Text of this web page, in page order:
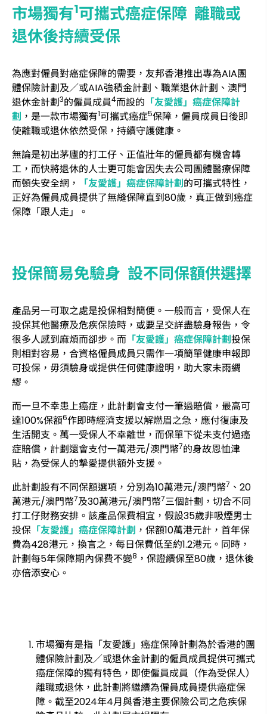
市場獨有1可攜式癌症保障 離職或
退休後持續受保
為應對僱員對癌症保障的需要，友邦香港推出專為AIA團
體保險計劃及／或AIA強積金計劃、職業退休計劃、澳門
退休金計劃3的僱員成員4而設的 「友愛護」癌症保障計
劃 ，是一款市場獨有1可攜式癌症5保障，僱員成員日後即
使離職或退休依然受保，持續守護健康。
無論是初出茅廬的打工仔、正值壯年的僱員都有機會轉
工，而快將退休的人士更可能會因失去公司團體醫療保障
而頓失安全網，
「友愛護」癌症保障計劃的可攜式特性，
正好為僱員成員提供了無縫保障直到80歲，真正做到癌症
保障「跟人走」。
投保簡易免驗身 設不同保額供選擇
產品另一可取之處是投保相對簡便。一般而言，受保人在
投保其他醫療及危疾保險時，或要呈交詳盡驗身報告，令
很多人感到麻煩而卻步。而 「友愛護」癌症保障計劃投保
則相對容易，合資格僱員成員只需作一項簡單健康申報即
可投保，毋須驗身或提供任何健康證明，助大家未雨綢
繆。
而一旦不幸患上癌症，此計劃會支付一筆過賠償，最高可
達100%保額6作即時經濟支援以解燃眉之急，應付復康及
生活開支。萬一受保人不幸離世，而保單下從未支付過癌
症賠償，計劃還會支付一萬港元/澳門幣7的身故恩恤津
貼，為受保人的摯愛提供額外支援。
此計劃設有不同保額選項，分別為10萬港元/澳門幣7 、20
萬港元/澳門幣7及30萬港元/澳門幣7三個計劃，切合不同
打工仔財務安排。該產品保費相宜，假設35歲非吸煙男士
投保 「友愛護」癌症保障計劃 ，保額10萬港元計，首年保
費為428港元，換言之，每日保費低至約1.2港元。同時，
計劃每5年保障期內保費不變8 ，保證續保至80歲，退休後
亦倍添安心。
市場獨有是指「友愛護」癌症保障計劃為於香港的團
體保險計劃及／或退休金計劃的僱員成員提供可攜式
癌症保障的獨有特色，即使僱員成員（作為受保人）
離職或退休，此計劃將繼續為僱員成員提供癌症保
障。截至2024年4月與香港主要保險公司之危疾保